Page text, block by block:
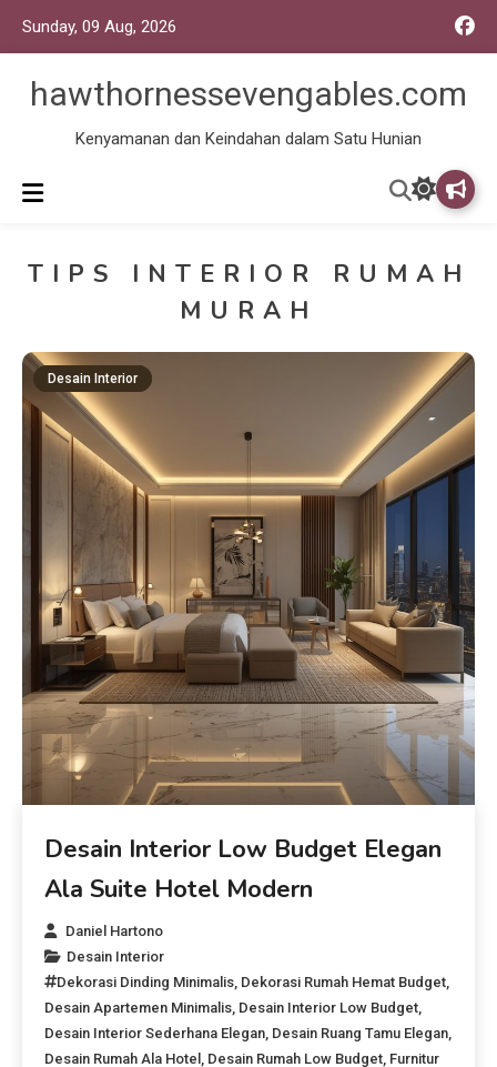
Sunday, 09 Aug, 2026
hawthornessevengables.com
Kenyamanan dan Keindahan dalam Satu Hunian
TIPS INTERIOR RUMAH
MURAH
Desain Interior
Desain Interior Low Budget Elegan
Ala Suite Hotel Modern
Daniel Hartono
Desain Interior
Dekorasi Dinding Minimalis, Dekorasi Rumah Hemat Budget,
Desain Apartemen Minimalis, Desain Interior Low Budget,
Desain Interior Sederhana Elegan, Desain Ruang Tamu Elegan,
Desain Rumah Ala Hotel , Desain Rumah Low Budget, Furnitur